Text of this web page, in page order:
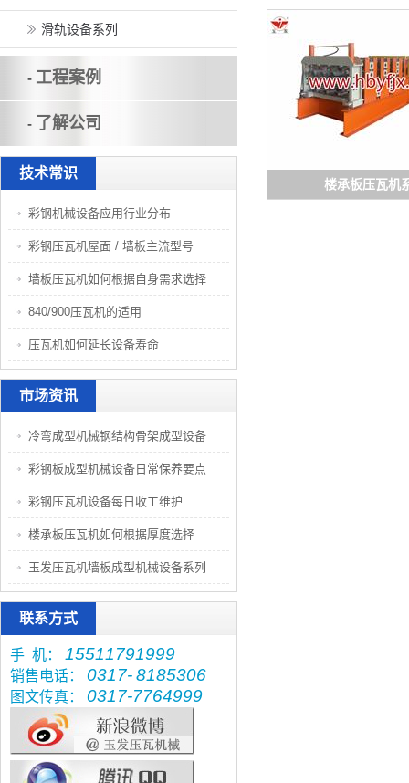
楼承板压瓦机
滑轨设备系列
- 工程案例
- 了解公司
技术常识
彩钢机械设备应用行业分布
彩钢压瓦机屋面 / 墙板主流型号
墙板压瓦机如何根据自身需求选择
840/900压瓦机的适用
压瓦机如何延长设备寿命
市场资讯
冷弯成型机械钢结构骨架成型设备
彩钢板成型机械设备日常保养要点
彩钢压瓦机设备每日收工维护
楼承板压瓦机如何根据厚度选择
玉发压瓦机墙板成型机械设备系列
联系方式
手 机： 15511791999
销售电话： 0317-8185306
图文传真： 0317-7764999